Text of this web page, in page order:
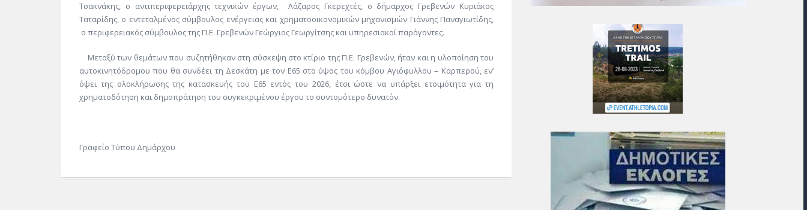
Τσακνάκης, ο αντιπεριφερειάρχης τεχνικών έργων, Λάζαρος Γκερεχτές, ο δήμαρχος Γρεβενών Κυριάκος
Ταταρίδης, ο εντεταλμένος σύμβουλος ενέργειας και χρηματοοικονομικών μηχανισμών Γιάννης Παναγιωτίδης,
ο περιφερειακός σύμβουλος της Π.Ε. Γρεβενών Γεώργιος Γεωργίτσης και υπηρεσιακοί παράγοντες.
Μεταξύ των θεμάτων που συζητήθηκαν στη σύσκεψη στο κτίριο της Π.Ε. Γρεβενών, ήταν και η υλοποίηση του
αυτοκινητόδρομου που θα συνδέει τη Δεσκάτη με τον Ε65 στο ύψος του κόμβου Αγιόφυλλου – Καρπερού, εν’
όψει της ολοκλήρωσης της κατασκευής του Ε65 εντός του 2026, έτσι ώστε να υπάρξει ετοιμότητα για τη
χρηματοδότηση και δημοπράτηση του συγκεκριμένου έργου το συντομότερο δυνατόν.
Γραφείο Τύπου Δημάρχου